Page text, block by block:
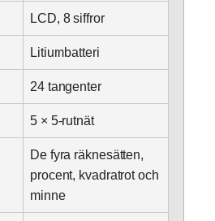
LCD, 8 siffror
Litiumbatteri
24 tangenter
5 × 5-rutnät
De fyra räknesätten,
procent, kvadratrot och
minne